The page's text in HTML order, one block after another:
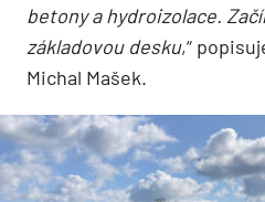
betony a hydroizolace.
základovou desku,“
Michal Mašek.